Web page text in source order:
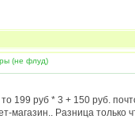
(не флуд)
199 руб * 3 + 150 руб.
магазин.. Разница